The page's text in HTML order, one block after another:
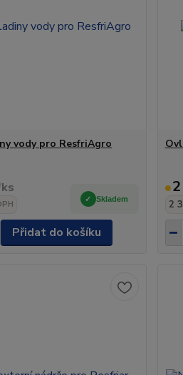
vody pro ResfriAgro
ks
Skladem
Přidat do košíku
2